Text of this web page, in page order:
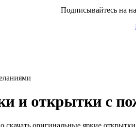
Подписывайтесь на
и открытки с
скачать оригинальные яркие